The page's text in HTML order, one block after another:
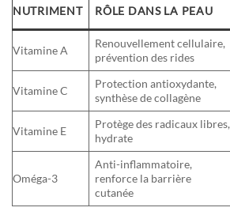
NUTRIMENT RÔLE DANS LA PEAU
Vitamine A
Renouvellement cellulaire,
prévention des rides
Vitamine C
Protection antioxydante,
synthèse de collagène
Vitamine E
Protège des radicaux libres,
hydrate
Oméga-3
Anti-inflammatoire,
renforce la barrière
cutanée